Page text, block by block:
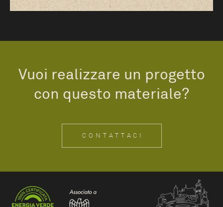
Vuoi realizzare un progetto
con questo materiale?
CONTATTACI